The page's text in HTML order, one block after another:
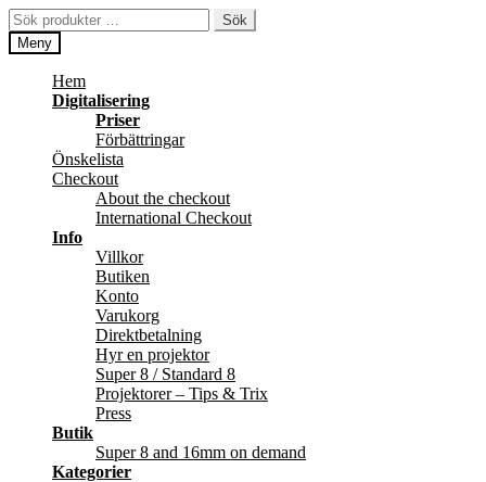
Hoppa
till
navigering
Hoppa
till
innehåll
Sök
efter:
Sök
Meny
Hem
Digitalisering
Priser
Förbättringar
Önskelista
Checkout
About the checkout
International Checkout
Info
Villkor
Butiken
Konto
Varukorg
Direktbetalning
Hyr en projektor
Super 8 / Standard 8
Projektorer – Tips & Trix
Press
Butik
Super 8 and 16mm on demand
Kategorier